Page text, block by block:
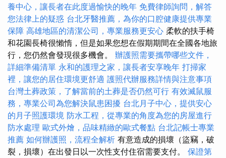
養中心，讓長者在此度過愉快的晚年 免費律師詢問，解答
您法律上的疑惑 台北牙醫推薦，為你的口腔健康提供專業
保障 高雄地區的清潔公司，專業服務更安心 柔軟的扶手椅
和花園長椅很懶惰，但是如果您想在假期期間在全國各地旅
行，您仍然會發現很多機會。 辦護照需要攜帶哪些文件，
詳細準備清單 永和的護理之家，讓長者安享晚年 打掃家
裡，讓您的居住環境更舒適 護照代辦服務詳情與注意事項
台灣土葬政策，了解當前的土葬是否仍然可行 有效滅鼠服
務，專業公司為您解決鼠患困擾 台北月子中心，提供安心
的月子照護環境 防水工程，從專業的角度為您的房屋進行
防水處理 歐式外燴，品味精緻的歐式餐點 台北記帳士專業
推薦 如何辦護照，流程全解析 有意造成的損壞（盜竊，破
裂，損壞）在出發日以一次性支付住宿需要支付。 保證第